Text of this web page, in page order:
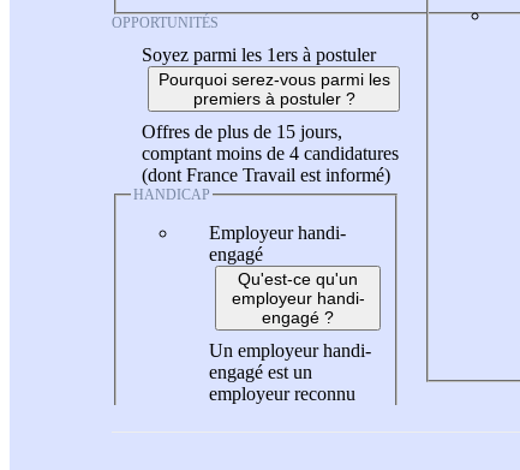
OPPORTUNITÉS
Soyez parmi les 1ers à postuler
Pourquoi serez-vous parmi les
premiers à postuler ?
Offres de plus de 15 jours,
comptant moins de 4 candidatures
(dont France Travail est informé)
HANDICAP
Employeur handi-
engagé
Qu'est-ce qu'un
employeur handi-
engagé ?
Un employeur handi-
engagé est un
employeur reconnu